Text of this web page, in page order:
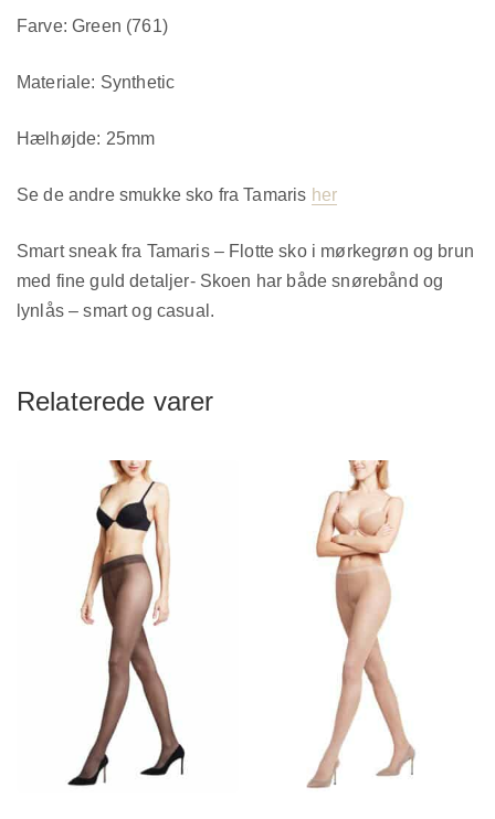
Farve: Green (761)
Materiale: Synthetic
Hælhøjde: 25mm
Se de andre smukke sko fra Tamaris her
Smart sneak fra Tamaris – Flotte sko i mørkegrøn og brun
med fine guld detaljer- Skoen har både snørebånd og
lynlås – smart og casual.
Relaterede varer